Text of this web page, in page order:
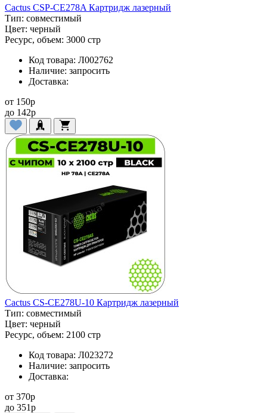
Cactus CSP-CE278A Картридж лазерный
Тип: совместимый
Цвет: черный
Ресурс, объем: 3000 стр
Код товара: Л002762
Наличие: запросить
Доставка:
от 150p
до 142p
Cactus CS-CE278U-10 Картридж лазерный
Тип: совместимый
Цвет: черный
Ресурс, объем: 2100 стр
Код товара: Л023272
Наличие: запросить
Доставка:
от 370p
до 351p